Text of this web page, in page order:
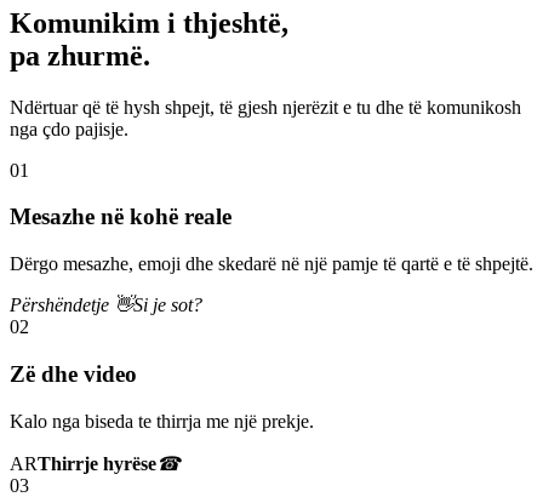
Komunikim i thjeshtë,
pa zhurmë.
Ndërtuar që të hysh shpejt, të gjesh njerëzit e tu dhe të komunikosh
nga çdo pajisje.
01
Mesazhe në kohë reale
Dërgo mesazhe, emoji dhe skedarë në një pamje të qartë e të shpejtë.
Përshëndetje 👋Si je sot?
02
Zë dhe video
Kalo nga biseda te thirrja me një prekje.
ARThirrje hyrëse☎
03